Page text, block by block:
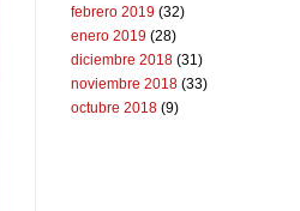
febrero 2019 (32)
enero 2019 (28)
diciembre 2018 (31)
noviembre 2018 (33)
octubre 2018 (9)